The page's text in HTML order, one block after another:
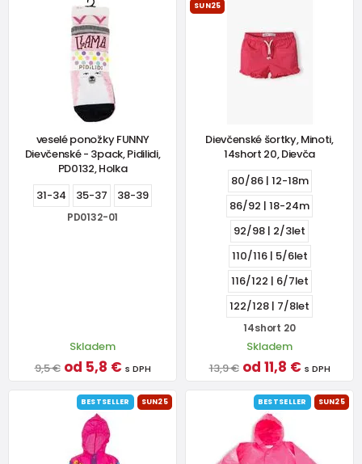
veselé ponožky FUNNY
Dievčenské - 3pack, Pidilidi,
PD0132, Holka
31-34
35-37 38-39
PD0132-01
Skladem
9,5 € od 5,8 € s DPH
SUN25
Dievčenské šortky, Minoti,
14short 20, Dievča
80/86 | 12-18m
86/92 | 18-24m
92/98 | 2/3let
110/116 | 5/6let
116/122 | 6/7let
122/128 | 7/8let
14short 20
Skladem
13,9 € od 11,8 € s DPH
BESTSELLER SUN25 BESTSELLER SUN25